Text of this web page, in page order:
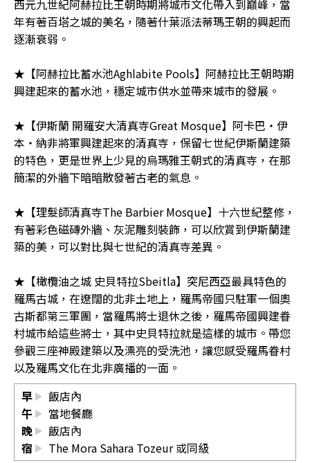
西元九世紀阿赫拉比王朝時期將城市文化帶入到巔峰，當
年有著百塔之城的美名，隨著什葉派法蒂瑪王朝的興起而
逐漸衰弱。
★【阿赫拉比蓄水池Aghlabite Pools】阿赫拉比王朝時期
興建起來的蓄水池，穩定城市供水並帶來城市的發展。
★【伊斯蘭 開羅安大清真寺Great Mosque】阿卡巴‧伊
本‧納非將軍興建起來的清真寺，保留七世紀伊斯蘭建築
的特色，更是世界上少見的烏瑪雅王朝式的清真寺，在那
簡潔的外牆下暗暗散發著古老的氣息。
★【理髮師清真寺The Barbier Mosque】十六世紀整修，
有著彩色磁磚外牆、灰泥雕刻裝飾，可以欣賞到伊斯蘭建
築的美，可以對比與七世紀的清真寺差異。
★【橄欖油之城 史貝特拉Sbeitla】突尼西亞最具特色的
羅馬古城，在遼闊的北非土地上，羅馬帝國只駐軍一個奧
古斯都第三軍團，當羅馬將士退休之後，羅馬帝國興建眷
村城市給這些將士，其中史貝特拉就是這樣的城市。帶您
參觀三座神殿建築以及漂亮的受洗池，讓您感受羅馬眷村
以及羅馬文化在北非廣播的一面。
早
飯店內
午
當地餐廳
晚
飯店內
宿
The Mora Sahara Tozeur或同級